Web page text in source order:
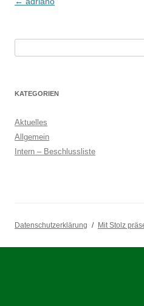
KATEGORIEN
Aktuelles
Allgemein
Intern – Beschlussliste
Datenschutzerklärung Mit Stolz